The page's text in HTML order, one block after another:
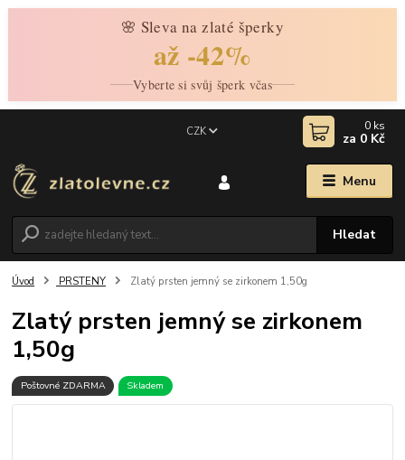
🌸 Sleva na zlaté šperky
až -42%
Vyberte si svůj šperk včas
Menu
CZK
Hledat
0 ks
za 0 Kč
Úvod PRSTENY Zlatý prsten jemný se zirkonem 1,50g
Zlatý prsten jemný se zirkonem
1,50g
Poštovné ZDARMA Skladem